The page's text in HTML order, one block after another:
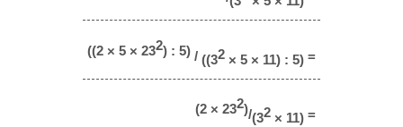
((2 × 5 × 232) : 5) / ((32 × 5 × 11) : 5) =
(2 × 232)/(32 × 11) =